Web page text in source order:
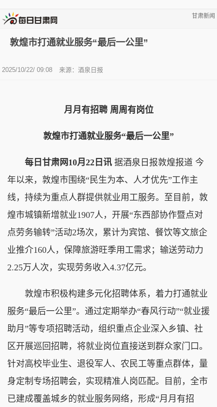
甘肃新闻
敦煌市打通就业服务“最后一公里”
2025/10/22/ 09:08 来源：酒泉日报
月月有招聘 周周有岗位
敦煌市打通就业服务“最后一公里”
每日甘肃网10月22日讯 据酒泉日报敦煌报道 今
年以来，敦煌市围绕“民生为本、人才优先”工作主
线，持续为重点人群提供就业用工服务。至目前，敦
煌市城镇新增就业1907人，开展“东西部协作暨点对
点劳务输转”活动2场次，累计为宾馆、餐饮等文旅企
业推介160人，保障旅游旺季用工需求；输送劳动力
2.25万人次，实现劳务收入4.37亿元。
敦煌市积极构建多元化招聘体系，着力打通就业
服务“最后一公里”。通过定期举办“春风行动”“就业援
助月”等专项招聘活动，组织重点企业深入乡镇、社
区开展巡回招聘，将就业岗位直接送到群众家门口。
针对高校毕业生、退役军人、农民工等重点群体，量
身定制专场招聘会，实现精准人岗匹配。目前，全市
已建成覆盖城乡的就业服务网络，形成“月月有招